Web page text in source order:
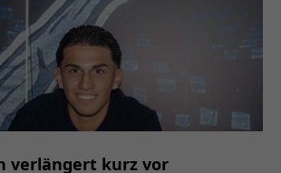
verlängert kurz vor